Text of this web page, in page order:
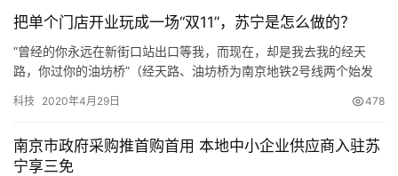
专
栏
专
题
把单个门店开业玩成一场“双11”，苏宁是怎么做的？
“曾经的你永远在新街口站出口等我，而现在，却是我去我的经天
路，你过你的油坊桥”（经天路、油坊桥为南京地铁2号线两个始发
往，留在淮海路》下，有这么一…
科技 2020年4月29日 478
南京市政府采购推首购首用 本地中小企业供应商入驻苏
宁享三免